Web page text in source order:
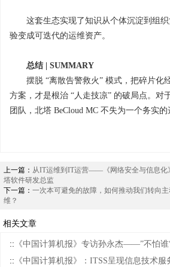
这套生态实现了知识从个体沉淀到组
验变成可迭代的运维资产。
总结 | SUMMARY
摆脱 “离散告警救火” 模式，把碎片化
方案，才是根治 “人走技凉” 的破局点。对
团队，北塔 BeCloud MC 不失为一个务实的
上一篇： 从IT运维到IT运营——《网络安全与信息化
塔软件研发总监
下一篇： 一次本可避免的故障，如何推动我们转向主
维？
相关文章
:: 《中国计算机报》专访孙永杰——”不怕谁
:: 《中国计算机报》：ITSS呈现信息技术服